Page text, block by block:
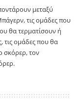
μεταξύ
τις ομάδες που
θα τερματίσουν ή
τις ομάδες που θα
σκόρερ, τον